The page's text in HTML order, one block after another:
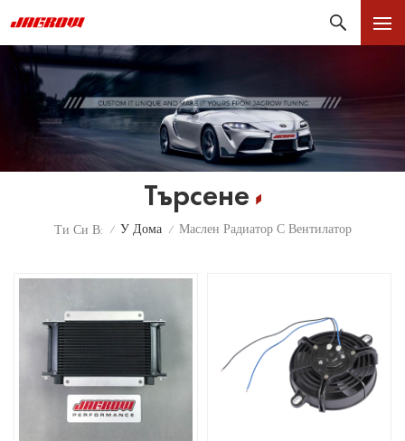
Търсене
Ти Си В: / У Дома / Маслен Радиатор С Вентилатор